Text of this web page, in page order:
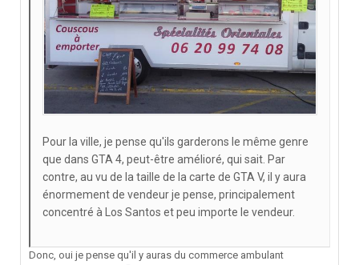
Pour la ville, je pense qu'ils garderons le même genre
que dans GTA 4, peut-être amélioré, qui sait. Par
contre, au vu de la taille de la carte de GTA V, il y aura
énormement de vendeur je pense, principalement
concentré à Los Santos et peu importe le vendeur.
Donc, oui je pense qu'il y auras du commerce ambulant